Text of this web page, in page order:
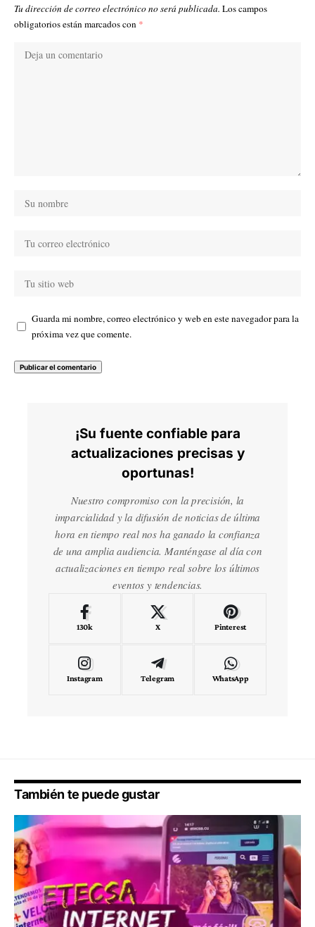
Tu dirección de correo electrónico no será publicada. Los campos
obligatorios están marcados con *
Guarda mi nombre, correo electrónico y web en este navegador para la
próxima vez que comente.
¡Su fuente confiable para
actualizaciones precisas y
oportunas!
Nuestro compromiso con la precisión, la
imparcialidad y la difusión de noticias de última
hora en tiempo real nos ha ganado la confianza
de una amplia audiencia. Manténgase al día con
actualizaciones en tiempo real sobre los últimos
eventos y tendencias.
130k X Pinterest
Instagram Telegram WhatsApp
También te puede gustar